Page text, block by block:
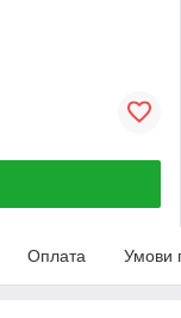
Оплата Умови